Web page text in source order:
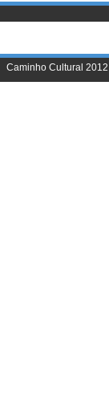
Caminho Cultural